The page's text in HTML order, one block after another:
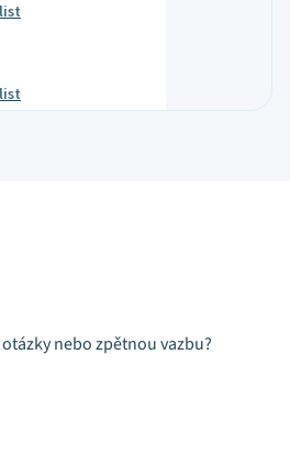
nebo zpětnou vazbu?